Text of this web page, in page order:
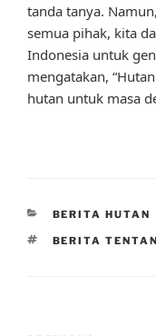
tanda tanya.
semua pihak, kita
Indonesia untuk
mengatakan,
hutan untuk masa
CATEGORIES
BERITA HUTAN
TAGS
BERITA